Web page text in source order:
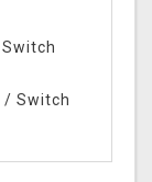
Switch
/ Switch